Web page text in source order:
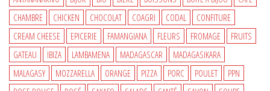
CHAMBRE
CHICKEN CHOCOLAT COAGRI CODAL
CONFITURE
CREAM CHEESE
EPICERIE FAMANGIANA FLEURS FROMAGE
FRUITS
GATEAU
IBIZA LAMBAMENA MADAGASCAR
MADAGASIKARA
MALAGASY
MOZZARELLA ORANGE PIZZA PORC POULET
PPN